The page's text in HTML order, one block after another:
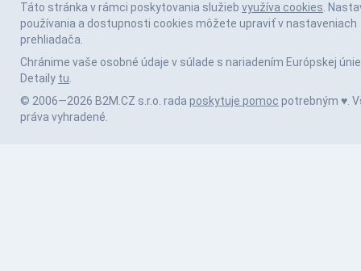
Táto stránka v rámci poskytovania služieb využíva cookies.
používania a dostupnosti cookies môžete upraviť v nastaveniach
prehliadača.
Chránime vaše osobné údaje v súlade s nariadením Európskej únie
Detaily tu.
© 2006—2026 B2M.CZ s.r.o. rada poskytuje pomoc potrebným ♥️.
práva vyhradené.